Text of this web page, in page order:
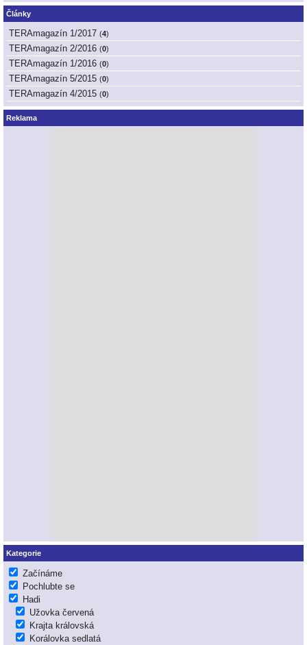
Články
TERAmagazín 1/2017 (4)
TERAmagazín 2/2016 (0)
TERAmagazín 1/2016 (0)
TERAmagazín 5/2015 (0)
TERAmagazín 4/2015 (0)
Reklama
Kategorie
Začínáme
Pochlubte se
Hadi
Užovka červená
Krajta královská
Korálovka sedlatá